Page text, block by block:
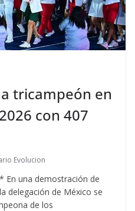
tricampeón en
con 407
Evolucion
En una demostración de
delegación de México se
de los